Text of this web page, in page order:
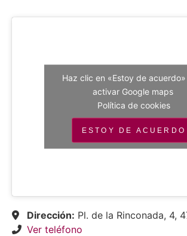
Haz clic en «Estoy de
activar Google maps
Política de cookies
ESTOY DE ACUERDO
Dirección: Pl. de la Rinconada, 4,
Ver teléfono